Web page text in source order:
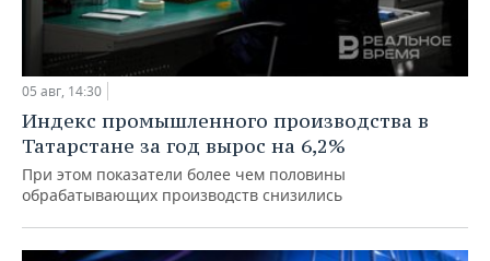
05 авг, 14:30
Индекс промышленного производства в
Татарстане за год вырос на 6,2%
При этом показатели более чем половины
обрабатывающих производств снизились